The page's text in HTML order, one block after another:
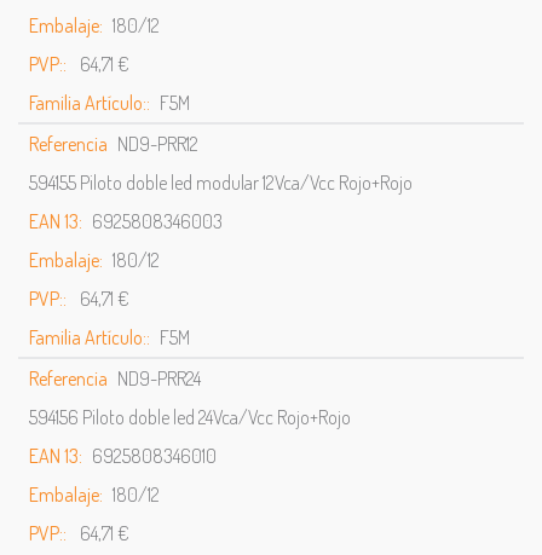
Embalaje: 180/12
PVP::
64,71 €
Familia Artículo:: F5M
Referencia ND9-PRR12
594155 Piloto doble led modular 12Vca/Vcc Rojo+Rojo
EAN 13: 6925808346003
Embalaje: 180/12
PVP::
64,71 €
Familia Artículo:: F5M
Referencia ND9-PRR24
594156 Piloto doble led 24Vca/Vcc Rojo+Rojo
EAN 13: 6925808346010
Embalaje: 180/12
PVP::
64,71 €